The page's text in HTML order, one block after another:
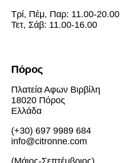
Τρί, Πέμ, Παρ: 11.00-20.00
Τετ, Σάβ: 11.00-16.00
Πόρος
Πλατεία Αφων Βιρβίλη
18020 Πόρος
Ελλάδα
(+30) 697 9989 684
info@citronne.com